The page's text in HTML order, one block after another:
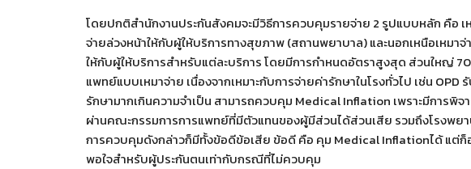
โดยปกติสำนักงานประกันสังคมจะมีวิธีการควบคุมรายจ่าย 2 รูปแบบหลัก คือ
จ่ายล่วงหน้าให้กับผู้ให้บริการทางสุขภาพ (สถานพยาบาล) และนอกเหนือเหมา
ให้กับผู้ให้บริการสำหรับแต่ละบริการ โดยมีการกำหนดอัตราสูงสุด ส่วนใหญ่
แพทย์แบบเหมาจ่าย เนื่องจากเหมาะกับการจ่ายค่ารักษาในโรงทั่วไป เช่น OPD
รักษามากเกินความจำเป็น สามารถควบคุม Medical Inflation เพราะมีการ
ผ่านคณะกรรมการการแพทย์ที่มีตัวแทนของผู้มีส่วนได้ส่วนเสีย รวมถึงโรงพยา
การควบคุมดังกล่าวก็มีทั้งข้อดีข้อเสีย ข้อดี คือ คุม Medical Inflationได้ แต่ก็
พอใจสำหรับผู้ประกันตนเท่ากับกรณีที่ไม่ควบคุม ​